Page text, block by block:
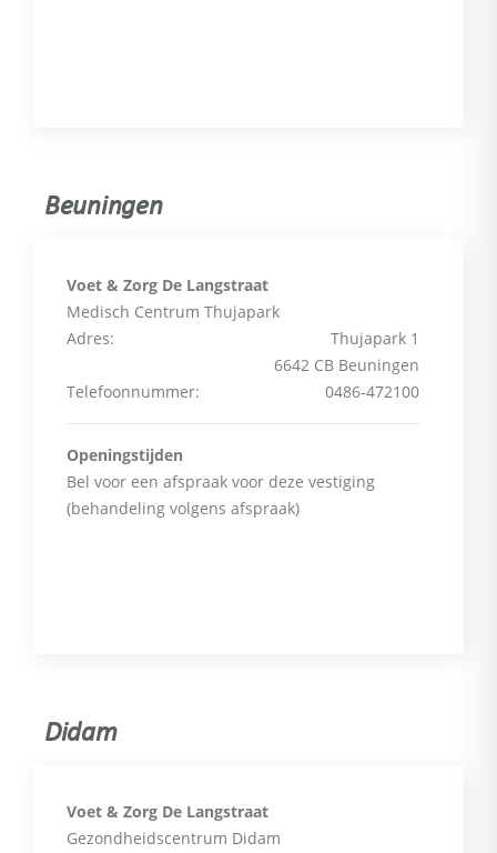
Beuningen
Voet & Zorg De Langstraat
Medisch Centrum Thujapark
Adres:
Thujapark 1
6642 CB Beuningen
Telefoonnummer:
0486-472100
Openingstijden
Bel voor een afspraak voor deze vestiging
(behandeling volgens afspraak)
Didam
Voet & Zorg De Langstraat
Gezondheidscentrum Didam